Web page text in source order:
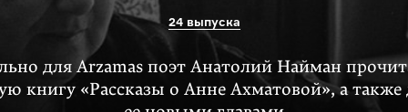
24 выпуска
для Arzamas поэт Анатолий Найман
книгу «Рассказы о Анне Ахматовой», а